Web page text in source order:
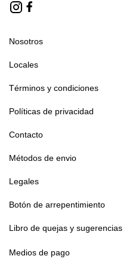
Nosotros
Locales
Términos y condiciones
Políticas de privacidad
Contacto
Métodos de envio
Legales
Botón de arrepentimiento
Libro de quejas y sugerencias
Medios de pago